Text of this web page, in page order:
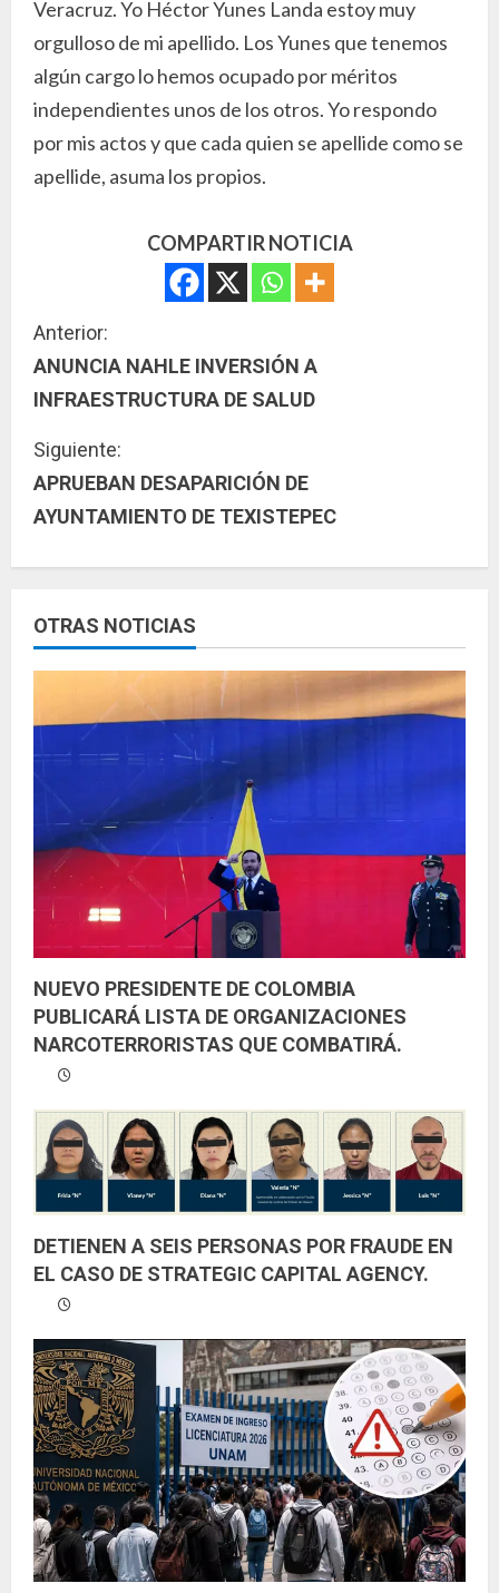
Veracruz. Yo Héctor Yunes Landa estoy muy
orgulloso de mi apellido. Los Yunes que tenemos
algún cargo lo hemos ocupado por méritos
independientes unos de los otros. Yo respondo
por mis actos y que cada quien se apellide como se
apellide, asuma los propios.
COMPARTIR NOTICIA
S
i
u
e
l
e
y
n
o
Anterior:
ANUNCIA NAHLE INVERSIÓN A
INFRAESTRUCTURA DE SALUD
Siguiente:
APRUEBAN DESAPARICIÓN DE
AYUNTAMIENTO DE TEXISTEPEC
OTRAS NOTICIAS
NUEVO PRESIDENTE DE COLOMBIA
PUBLICARÁ LISTA DE ORGANIZACIONES
NARCOTERRORISTAS QUE COMBATIRÁ.
DETIENEN A SEIS PERSONAS POR FRAUDE EN
EL CASO DE STRATEGIC CAPITAL AGENCY.